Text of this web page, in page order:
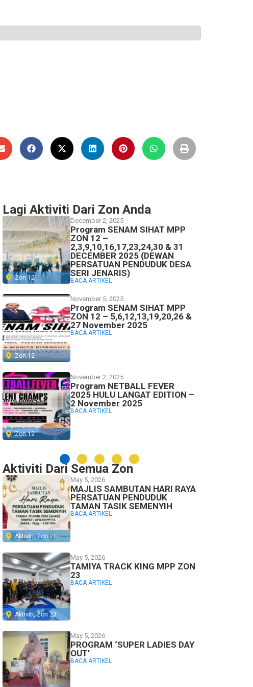
Lagi Aktiviti Dari Zon Anda
Zon 12
December 2, 2025
Program SENAM SIHAT MPP
ZON 12 –
2,3,9,10,16,17,23,24,30 & 31
DECEMBER 2025 (DEWAN
PERSATUAN PENDUDUK DESA
SERI JENARIS)
BACA ARTIKEL
Zon 12
November 5, 2025
Program SENAM SIHAT MPP
ZON 12 – 5,6,12,13,19,20,26 &
27 November 2025
BACA ARTIKEL
Zon 12
November 2, 2025
Program NETBALL FEVER
2025 HULU LANGAT EDITION –
2 November 2025
BACA ARTIKEL
Aktiviti Dari Semua Zon
Aktiviti,Zon 21
May 5, 2026
MAJLIS SAMBUTAN HARI RAYA
PERSATUAN PENDUDUK
TAMAN TASIK SEMENYIH
BACA ARTIKEL
Aktiviti,Zon 23
May 5, 2026
TAMIYA TRACK KING MPP ZON
23
BACA ARTIKEL
May 5, 2026
PROGRAM ‘SUPER LADIES DAY
OUT’
BACA ARTIKEL